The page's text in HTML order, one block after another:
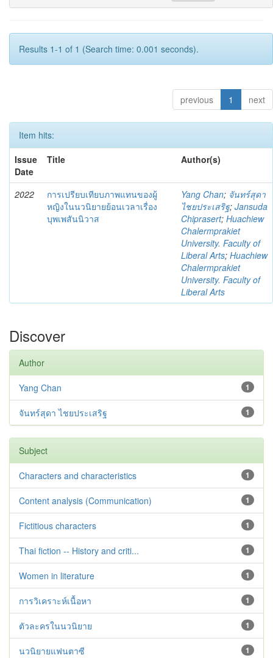
Results 1-1 of 1 (Search time: 0.001 seconds).
previous 1 next
Item hits:
Issue
Date
Title Author(s)
2022
การเปรียบเทียบภาพแทนของผู้
หญิงในนวนิยายย้อนเวลาเรื่อง
บุพเพสันนิวาส
Yang Chan; จันทร์สุดา
ไชยประเสริฐ; Jansuda
Chiprasert; Huachiew
Chalermprakiet
University. Faculty of
Liberal Arts; Huachiew
Chalermprakiet
University. Faculty of
Liberal Arts
Discover
Author
1
Yang Chan
1
จันทร์สุดา ไชยประเสริฐ
Subject
1
Characters and characteristics
1
Content analysis (Communication)
1
Fictitious characters
1
Thai fiction -- History and criti...
1
Women in literature
1
การวิเคราะห์เนื้อหา
1
ตัวละครในนวนิยาย
1
นวนิยายแฟนตาซี